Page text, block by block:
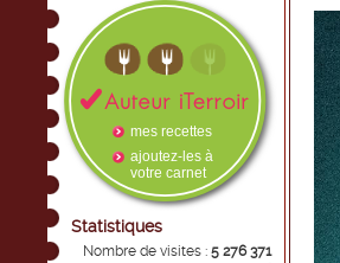
mes recettes
ajoutez-les à
votre carnet
Statistiques
Nombre de visites : 5 276 371